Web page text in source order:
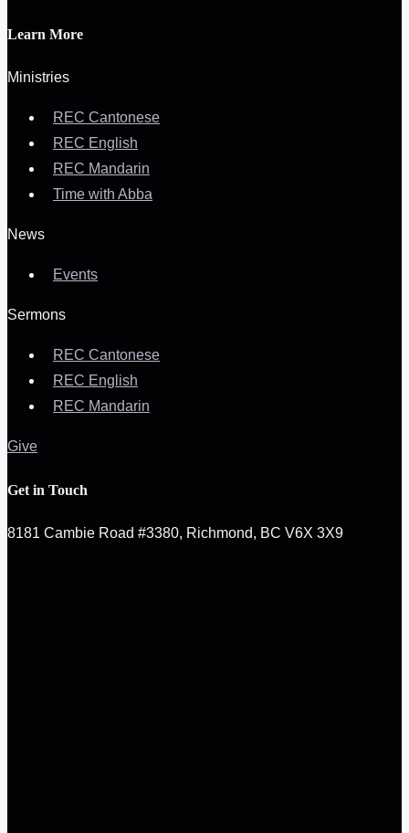
Learn More
Ministries
REC Cantonese
REC English
REC Mandarin
Time with Abba
News
Events
Sermons
REC Cantonese
REC English
REC Mandarin
Give
Get in Touch
8181 Cambie Road #3380, Richmond, BC V6X 3X9